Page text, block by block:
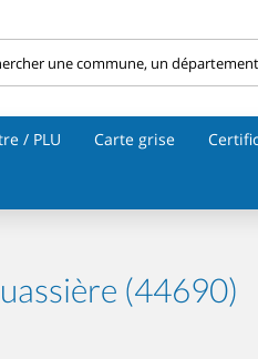
/ PLU Carte grise
(44690)